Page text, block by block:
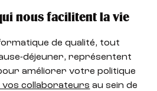
nous facilitent la vie
de qualité, tout
déjeuner, représentent
améliorer votre politique
vos collaborateurs au sein de